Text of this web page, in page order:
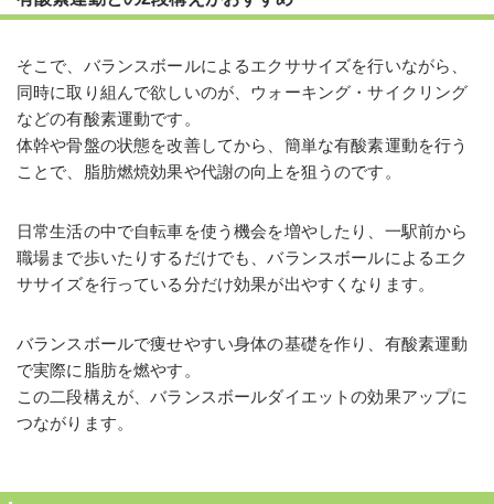
そこで、バランスボールによるエクササイズを行いながら、
同時に取り組んで欲しいのが、ウォーキング・サイクリング
などの有酸素運動です。
体幹や骨盤の状態を改善してから、簡単な有酸素運動を行う
ことで、脂肪燃焼効果や代謝の向上を狙うのです。
日常生活の中で自転車を使う機会を増やしたり、一駅前から
職場まで歩いたりするだけでも、バランスボールによるエク
ササイズを行っている分だけ効果が出やすくなります。
バランスボールで痩せやすい身体の基礎を作り、有酸素運動
で実際に脂肪を燃やす。
この二段構えが、バランスボールダイエットの効果アップに
つながります。